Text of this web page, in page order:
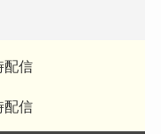
配信
配信